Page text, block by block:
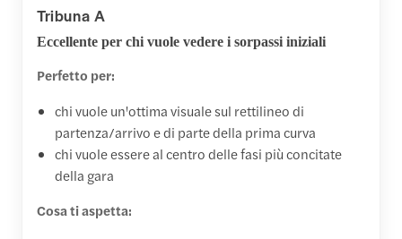
Tribuna A
Eccellente per chi vuole vedere i sorpassi iniziali
Perfetto per:
chi vuole un'ottima visuale sul rettilineo di
partenza/arrivo e di parte della prima curva
chi vuole essere al centro delle fasi più concitate
della gara
Cosa ti aspetta: